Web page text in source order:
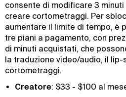
consente di modificare 3
creare cortometraggi. Per
aumentare il limite di tempo, è
tre piani a pagamento, con
di minuti acquistati, che
la traduzione video/audio, il lip-
cortometraggi.
Creatore: $33 - $100 al